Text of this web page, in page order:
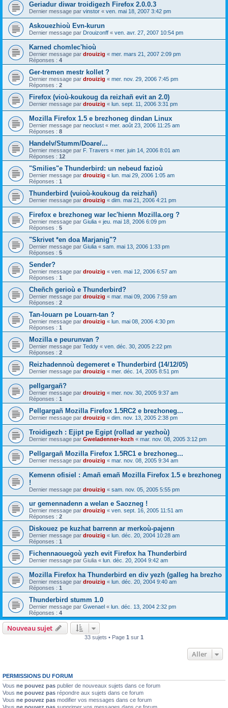
Geriadur diwar troidigezh Firefox 2.0.0.3
Dernier message par vinstor « ven. mai 18, 2007 3:42 pm
Askouezhioù Evn-kurun
Dernier message par Drouizonff « ven. avr. 27, 2007 10:54 pm
Karned chomlec'hioù
Dernier message par drouizig « mer. mars 21, 2007 2:09 pm
Réponses : 4
Ger-tremen mestr kollet ?
Dernier message par drouizig « mer. nov. 29, 2006 7:45 pm
Réponses : 2
Firefox (vioù-koukoug da reizhañ evit an 2.0)
Dernier message par drouizig « lun. sept. 11, 2006 3:31 pm
Mozilla Firefox 1.5 e brezhoneg dindan Linux
Dernier message par neoclust « mer. août 23, 2006 11:25 am
Réponses : 8
Handelv/Stumm/Doare/...
Dernier message par F. Travers « mer. juin 14, 2006 8:01 am
Réponses : 12
"Smilies"e Thunderbird: un nebeud fazioù
Dernier message par drouizig « lun. mai 29, 2006 1:05 am
Réponses : 1
Thunderbird (vuioù-koukoug da reizhañ)
Dernier message par drouizig « dim. mai 21, 2006 4:21 pm
Firefox e brezhoneg war lec'hienn Mozilla.org ?
Dernier message par Giulia « jeu. mai 18, 2006 6:09 pm
Réponses : 5
"Skrivet *en doa Marjanig"?
Dernier message par Giulia « sam. mai 13, 2006 1:33 pm
Réponses : 5
Sender?
Dernier message par drouizig « ven. mai 12, 2006 6:57 am
Réponses : 1
Cheñch gerioù e Thunderbird?
Dernier message par drouizig « mar. mai 09, 2006 7:59 am
Réponses : 2
Tan-louarn pe Louarn-tan ?
Dernier message par drouizig « lun. mai 08, 2006 4:30 pm
Réponses : 1
Mozilla e peurunvan ?
Dernier message par Teddy « ven. déc. 30, 2005 2:22 pm
Réponses : 2
Reizhadennoù degemeret e Thunderbird (14/12/05)
Dernier message par drouizig « mer. déc. 14, 2005 8:51 pm
pellgargañ?
Dernier message par drouizig « mer. nov. 30, 2005 9:37 am
Réponses : 1
Pellgargañ Mozilla Firefox 1.5RC2 e brezhoneg...
Dernier message par drouizig « dim. nov. 13, 2005 2:38 pm
Troidigezh : Ejipt pe Egipt (rollad ar yezhoù)
Dernier message par Gweladenner-kozh « mar. nov. 08, 2005 3:12 pm
Pellgargañ Mozilla Firefox 1.5RC1 e brezhoneg...
Dernier message par drouizig « mar. nov. 08, 2005 9:34 am
Kemenn ofisiel : Amañ emañ Mozilla Firefox 1.5 e brezhoneg
!
Dernier message par drouizig « sam. nov. 05, 2005 5:55 pm
ur gemennadenn a welan e Saozneg !
Dernier message par drouizig « ven. sept. 16, 2005 11:51 am
Réponses : 2
Diskouez pe kuzhat barrenn ar merkoù-pajenn
Dernier message par drouizig « lun. déc. 20, 2004 10:28 am
Réponses : 1
Fichennaouegoù yezh evit Firefox ha Thunderbird
Dernier message par Giulia « lun. déc. 20, 2004 9:42 am
Mozilla Firefox ha Thunderbird en div yezh (galleg ha brezho
Dernier message par drouizig « lun. déc. 20, 2004 9:40 am
Réponses : 1
Thunderbird stumm 1.0
Dernier message par Gwenael « lun. déc. 13, 2004 2:32 pm
Réponses : 4
Nouveau sujet
33 sujets • Page 1 sur 1
Aller
PERMISSIONS DU FORUM
Vous ne pouvez pas publier de nouveaux sujets dans ce forum
Vous ne pouvez pas répondre aux sujets dans ce forum
Vous ne pouvez pas modifier vos messages dans ce forum